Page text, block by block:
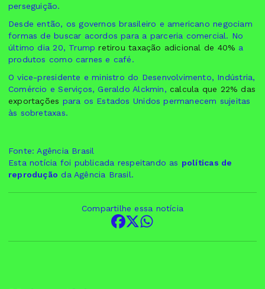
perseguição.
Desde então, os governos brasileiro e americano negociam
formas de buscar acordos para a parceria comercial. No
último dia 20, Trumpretirou taxação adicional de 40% a
produtos como carnes e café.
O vice-presidente e ministro do Desenvolvimento, Indústria,
Comércio e Serviços, Geraldo Alckmin, calcula que 22% das
exportações para os Estados Unidos permanecem sujeitas
às sobretaxas.
Fonte: Agência Brasil
Esta notícia foi publicada respeitando as políticas de
reprodução da Agência Brasil.
Compartilhe essa notícia